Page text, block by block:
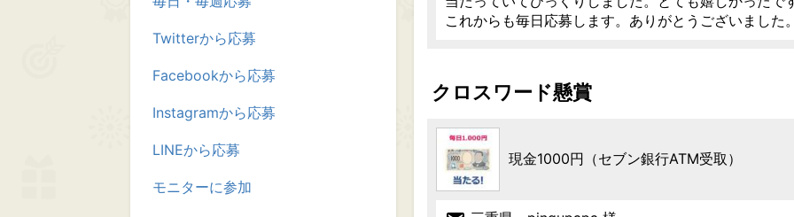
Twitterから応募
Facebookから応募
Instagramから応募
LINEから応募
モニターに参加
これからも毎日応募します。ありがとうございました
クロスワード懸賞
現金1000円（セブン銀行ATM受取）